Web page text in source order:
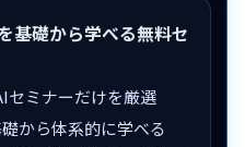
基礎から学べる無料セ
セミナーだけを厳選
から体系的に学べる